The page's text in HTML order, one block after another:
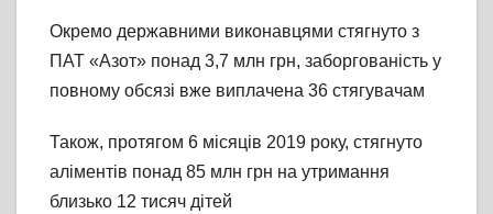
Окремо державними виконавцями стягнуто з
ПАТ «Азот» понад 3,7 млн грн, заборгованість у
повному обсязі вже виплачена 36 стягувачам
Також, протягом 6 місяців 2019 року, стягнуто
аліментів понад 85 млн грн на утримання
близько 12 тисяч дітей